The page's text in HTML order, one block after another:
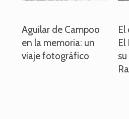
Aguilar de Campoo
en la memoria: un
viaje fotográfico